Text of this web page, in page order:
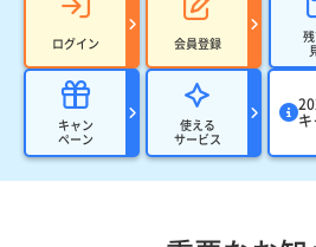
ログイン 会員登録
残
キャン
ペーン
使える
サービス
キ